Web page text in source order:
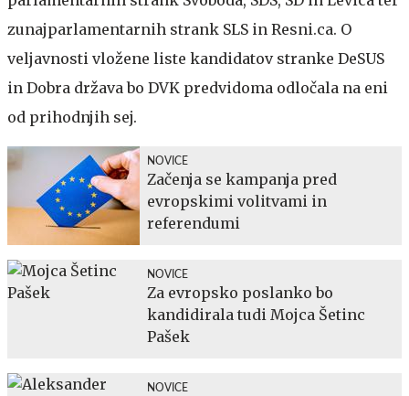
zunajparlamentarnih strank SLS in Resni.ca. O
veljavnosti vložene liste kandidatov stranke DeSUS
in Dobra država bo DVK predvidoma odločala na eni
od prihodnjih sej.
NOVICE
Začenja se kampanja pred
evropskimi volitvami in
referendumi
NOVICE
Za evropsko poslanko bo
kandidirala tudi Mojca Šetinc
Pašek
NOVICE